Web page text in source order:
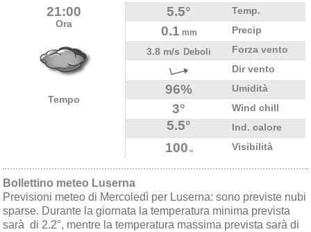
21:00
Ora
Tempo
5.5° Temp.
0.1 mm
Precip
3.8 m/s Deboli
Forza vento
Dir vento
96% Umidità
3° Wind chill
5.5° Ind. calore
100 m Visibilità
Bollettino meteo Luserna
Previsioni meteo di Mercoledì per Luserna: sono previste nubi
sparse. Durante la giornata la temperatura minima prevista
sarà di 2.2°, mentre la temperatura massima prevista sarà di